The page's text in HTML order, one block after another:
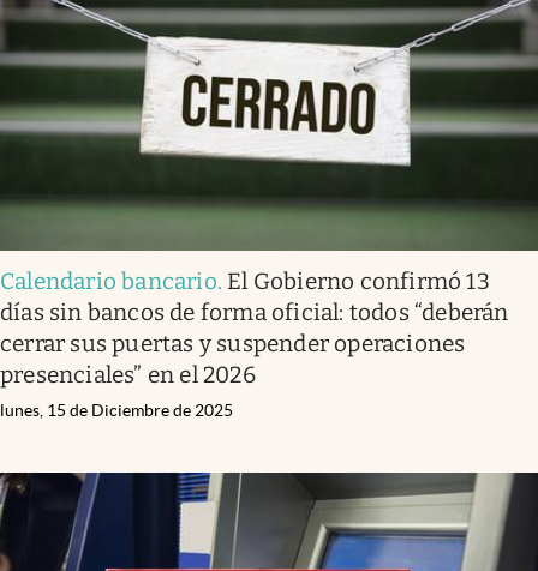
Calendario bancario. El Gobierno confirmó 13
días sin bancos de forma oficial: todos “deberán
cerrar sus puertas y suspender operaciones
presenciales” en el 2026
lunes, 15 de Diciembre de 2025